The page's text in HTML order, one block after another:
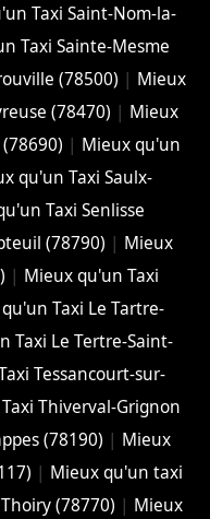
Taxi Saint-Nom-la-
Taxi Sainte-Mesme
(78500) | Mieux
(78470) | Mieux
| Mieux qu'un
qu'un Taxi Saulx-
Taxi Senlisse
(78790) | Mieux
| Mieux qu'un Taxi
Taxi Le Tartre-
Taxi Le Tertre-Saint-
Tessancourt-sur-
Thiverval-Grignon
(78190) | Mieux
| Mieux qu'un taxi
(78770) | Mieux